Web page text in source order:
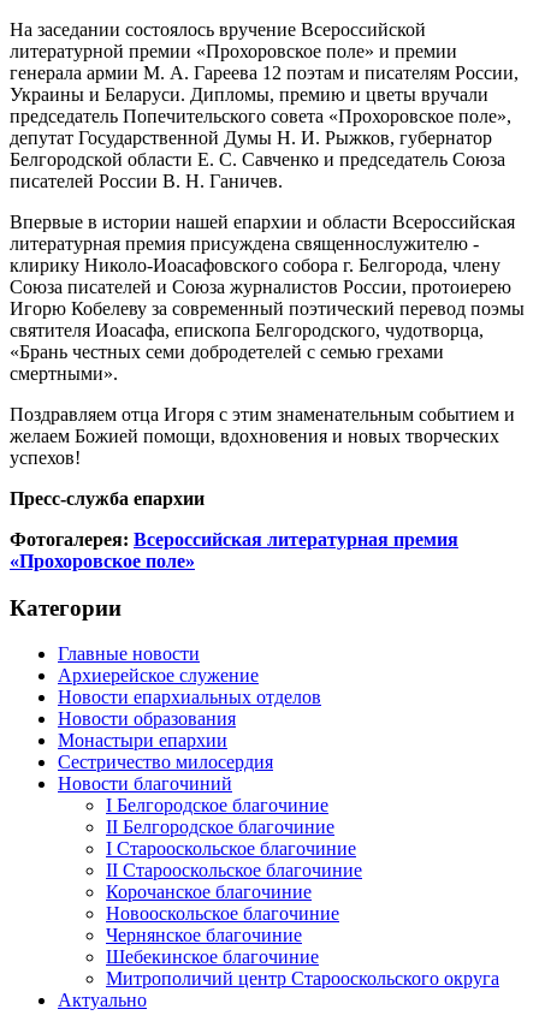
На заседании состоялось вручение Всероссийской
литературной премии «Прохоровское поле» и премии
генерала армии М. А. Гареева 12 поэтам и писателям России,
Украины и Беларуси. Дипломы, премию и цветы вручали
председатель Попечительского совета «Прохоровское поле»,
депутат Государственной Думы Н. И. Рыжков, губернатор
Белгородской области Е. С. Савченко и председатель Союза
писателей России В. Н. Ганичев.
Впервые в истории нашей епархии и области Всероссийская
литературная премия присуждена священнослужителю -
клирику Николо-Иоасафовского собора г. Белгорода, члену
Союза писателей и Союза журналистов России, протоиерею
Игорю Кобелеву за современный поэтический перевод поэмы
святителя Иоасафа, епископа Белгородского, чудотворца,
«Брань честных семи добродетелей с семью грехами
смертными».
Поздравляем отца Игоря с этим знаменательным событием и
желаем Божией помощи, вдохновения и новых творческих
успехов!
Пресс-служба епархии
Фотогалерея: Всероссийская литературная премия
«Прохоровское поле»
Категории
Главные новости
Архиерейское служение
Новости епархиальных отделов
Новости образования
Монастыри епархии
Сестричество милосердия
Новости благочиний
I Белгородское благочиние
II Белгородское благочиние
I Старооскольское благочиние
II Старооскольское благочиние
Корочанское благочиние
Новооскольское благочиние
Чернянское благочиние
Шебекинское благочиние
Митрополичий центр Старооскольского округа
Актуально